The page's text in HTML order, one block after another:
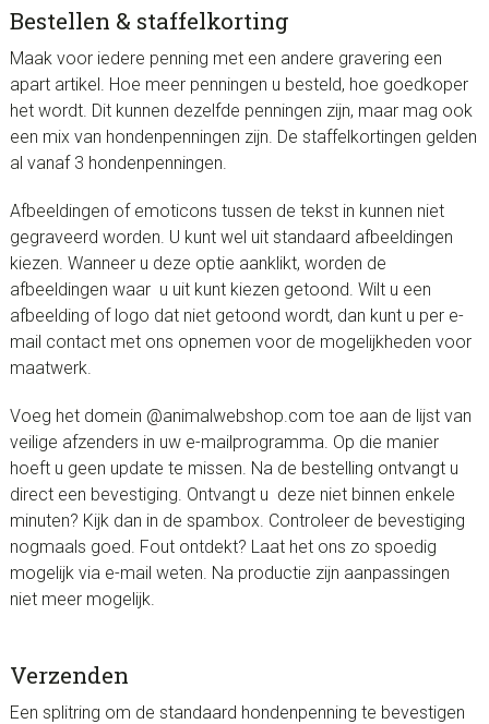
Bestellen & staffelkorting
Maak voor iedere penning met een andere gravering een
apart artikel. Hoe meer penningen u besteld, hoe goedkoper
het wordt. Dit kunnen dezelfde penningen zijn, maar mag ook
een mix van hondenpenningen zijn. De staffelkortingen gelden
al vanaf 3 hondenpenningen.
Afbeeldingen of emoticons tussen de tekst in kunnen niet
gegraveerd worden. U kunt wel uit standaard afbeeldingen
kiezen. Wanneer u deze optie aanklikt, worden de
afbeeldingen waar u uit kunt kiezen getoond. Wilt u een
afbeelding of logo dat niet getoond wordt, dan kunt u per e-
mail contact met ons opnemen voor de mogelijkheden voor
maatwerk.
Voeg het domein @animalwebshop.com toe aan de lijst van
veilige afzenders in uw e-mailprogramma. Op die manier
hoeft u geen update te missen. Na de bestelling ontvangt u
direct een bevestiging. Ontvangt u deze niet binnen enkele
minuten? Kijk dan in de spambox. Controleer de bevestiging
nogmaals goed. Fout ontdekt? Laat het ons zo spoedig
mogelijk via e-mail weten. Na productie zijn aanpassingen
niet meer mogelijk.
Verzenden
Een splitring om de standaard hondenpenning te bevestigen